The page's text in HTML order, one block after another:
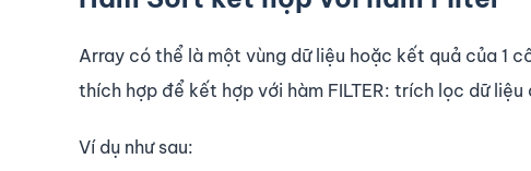
Array có thể là một vùng dữ liệu hoặc kết quả của 1
thích hợp để kết hợp với hàm FILTER: trích lọc dữ
Ví dụ như sau: